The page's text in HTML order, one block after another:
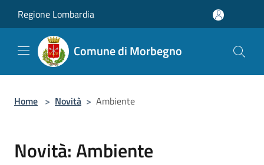
Regione Lombardia
Comune di Morbegno
Home > Novità > Ambiente
Novità: Ambiente